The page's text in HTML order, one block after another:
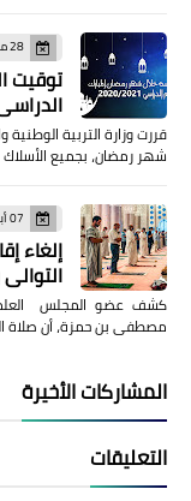
28 مارس 2021
توقيت
الدراسي2020/
قررت وزارة التربية الوطنية
شهر رمضان، بجميع الأسلاك
07 أبريل 2021
إلغاء
كشف عضو المجلس
مصطفى بن حمزة، أن صلاة
المشاركات الأخيرة
التعليقات